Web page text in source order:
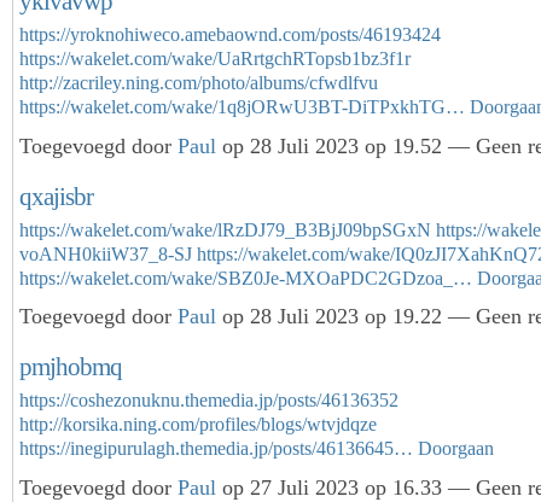
https://yroknohiweco.amebaownd.com/posts/46193424
https://wakelet.com/wake/UaRrtgchRTopsb1bz3f1r
http://zacriley.ning.com/photo/albums/cfwdlfvu
https://wakelet.com/wake/1q8jORwU3BT-DiTPxkhTG…
Toegevoegd door Paul op 28 Juli 2023 op 19.52 — Geen
qxajisbr
https://wakelet.com/wake/lRzDJ79_B3BjJ09bpSGxN https://
voANH0kiiW37_8-SJ https://wakelet.com/wake/
https://wakelet.com/wake/SBZ0Je-MXOaPDC2GDzoa_…
Toegevoegd door Paul op 28 Juli 2023 op 19.22 — Geen
pmjhobmq
https://coshezonuknu.themedia.jp/posts/46136352
http://korsika.ning.com/profiles/blogs/wtvjdqze
https://inegipurulagh.themedia.jp/posts/46136645… Doorgaan
Toegevoegd door Paul op 27 Juli 2023 op 16.33 — Geen